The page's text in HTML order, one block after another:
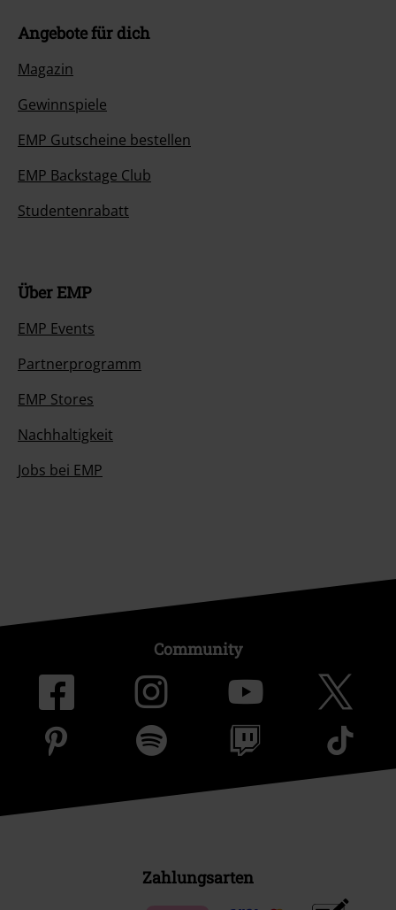
Angebote für dich
Magazin
Gewinnspiele
EMP Gutscheine bestellen
EMP Backstage Club
Studentenrabatt
Über EMP
EMP Events
Partnerprogramm
EMP Stores
Nachhaltigkeit
Jobs bei EMP
Community
Zahlungsarten